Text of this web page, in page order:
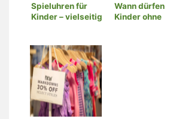
Spieluhren für
Kinder – vielseitig
Wann dürfen
Kinder ohne